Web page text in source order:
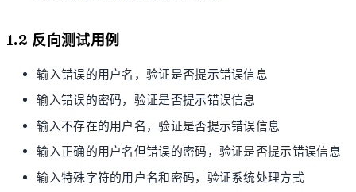
1.2 反向测试用例
输入错误的用户名，验证是否提示错误信息
输入错误的密码，验证是否提示错误信息
输入不存在的用户名，验证是否提示错误信息
输入正确的用户名但错误的密码，验证是否提示错误信息
输入特殊字符的用户名和密码，验证系统处理方式